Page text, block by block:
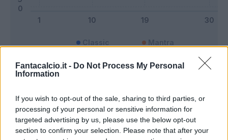
Fantacalcio.it - Do Not Process My Personal
Information
If you wish to opt-out of the sale, sharing to third parties, or
processing of your personal or sensitive information for
targeted advertising by us, please use the below opt-out
section to confirm your selection. Please note that after your
Classic Mantra
Riepilogo stagione
Titolare
Entrato 20 - 52
Squalificato